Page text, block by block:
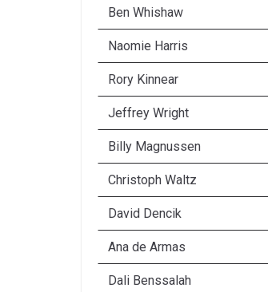
Ben Whishaw
Naomie Harris
Rory Kinnear
Jeffrey Wright
Billy Magnussen
Christoph Waltz
David Dencik
Ana de Armas
Dali Benssalah